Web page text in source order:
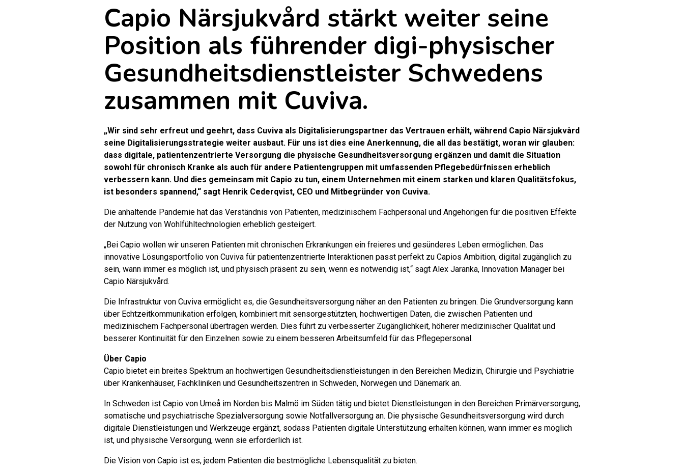
Capio Närsjukvård stärkt weiter seine
Position als führender digi-physischer
Gesundheitsdienstleister Schwedens
zusammen mit Cuviva.
„Wir sind sehr erfreut und geehrt, dass Cuviva als Digitalisierungspartner das Vertrauen erhält, während Capio Närsjukvård
seine Digitalisierungsstrategie weiter ausbaut. Für uns ist dies eine Anerkennung, die all das bestätigt, woran wir glauben:
dass digitale, patientenzentrierte Versorgung die physische Gesundheitsversorgung ergänzen und damit die Situation
sowohl für chronisch Kranke als auch für andere Patientengruppen mit umfassenden Pflegebedürfnissen erheblich
verbessern kann. Und dies gemeinsam mit Capio zu tun, einem Unternehmen mit einem starken und klaren Qualitätsfokus,
ist besonders spannend,“ sagt Henrik Cederqvist, CEO und Mitbegründer von Cuviva.
Die anhaltende Pandemie hat das Verständnis von Patienten, medizinischem Fachpersonal und Angehörigen für die positiven Effekte
der Nutzung von Wohlfühltechnologien erheblich gesteigert.
„Bei Capio wollen wir unseren Patienten mit chronischen Erkrankungen ein freieres und gesünderes Leben ermöglichen. Das
innovative Lösungsportfolio von Cuviva für patientenzentrierte Interaktionen passt perfekt zu Capios Ambition, digital zugänglich zu
sein, wann immer es möglich ist, und physisch präsent zu sein, wenn es notwendig ist,“ sagt Alex Jaranka, Innovation Manager bei
Capio Närsjukvård.
Die Infrastruktur von Cuviva ermöglicht es, die Gesundheitsversorgung näher an den Patienten zu bringen. Die Grundversorgung kann
über Echtzeitkommunikation erfolgen, kombiniert mit sensorgestützten, hochwertigen Daten, die zwischen Patienten und
medizinischem Fachpersonal übertragen werden. Dies führt zu verbesserter Zugänglichkeit, höherer medizinischer Qualität und
besserer Kontinuität für den Einzelnen sowie zu einem besseren Arbeitsumfeld für das Pflegepersonal.
Über Capio
Capio bietet ein breites Spektrum an hochwertigen Gesundheitsdienstleistungen in den Bereichen Medizin, Chirurgie und Psychiatrie
über Krankenhäuser, Fachkliniken und Gesundheitszentren in Schweden, Norwegen und Dänemark an.
In Schweden ist Capio von Umeå im Norden bis Malmö im Süden tätig und bietet Dienstleistungen in den Bereichen Primärversorgung,
somatische und psychiatrische Spezialversorgung sowie Notfallversorgung an. Die physische Gesundheitsversorgung wird durch
digitale Dienstleistungen und Werkzeuge ergänzt, sodass Patienten digitale Unterstützung erhalten können, wann immer es möglich
ist, und physische Versorgung, wenn sie erforderlich ist.
Die Vision von Capio ist es, jedem Patienten die bestmögliche Lebensqualität zu bieten.